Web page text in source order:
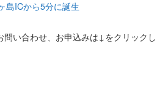
島ICから5分に誕生
問い合わせ、お申込みは↓をクリックし